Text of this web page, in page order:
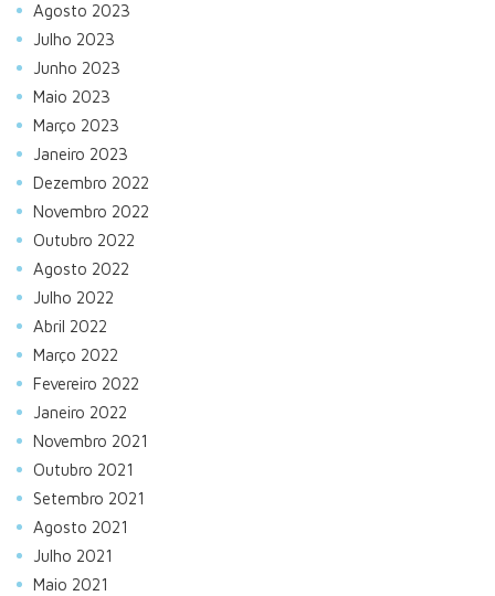
Agosto 2023
Julho 2023
Junho 2023
Maio 2023
Março 2023
Janeiro 2023
Dezembro 2022
Novembro 2022
Outubro 2022
Agosto 2022
Julho 2022
Abril 2022
Março 2022
Fevereiro 2022
Janeiro 2022
Novembro 2021
Outubro 2021
Setembro 2021
Agosto 2021
Julho 2021
Maio 2021